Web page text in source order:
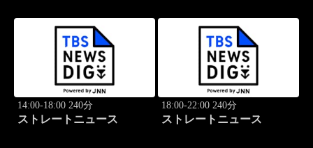
14:00-18:00 240分
ストレートニュース
18:00-22:00 240分
ストレートニュース